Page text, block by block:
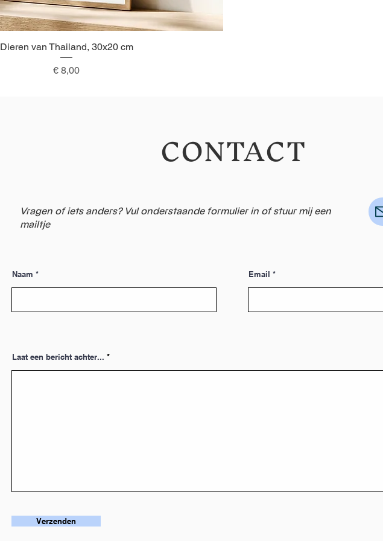
Snel overzicht
Dieren van Thailand, 30x20 cm
Prijs
€ 8,00
CONTACT
Vragen of iets anders? Vul onderstaande formulier in of stuur mij een
mailtje
Naam Email
Laat een bericht achter...
Verzenden